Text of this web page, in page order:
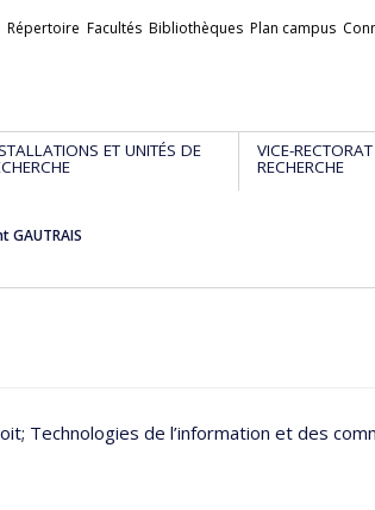
Liens
Répertoire Facultés Bibliothèques Plan campus
ET UNITÉS DE VICE-
RECHERCHE
GAUTRAIS
; Technologies de l’information et des